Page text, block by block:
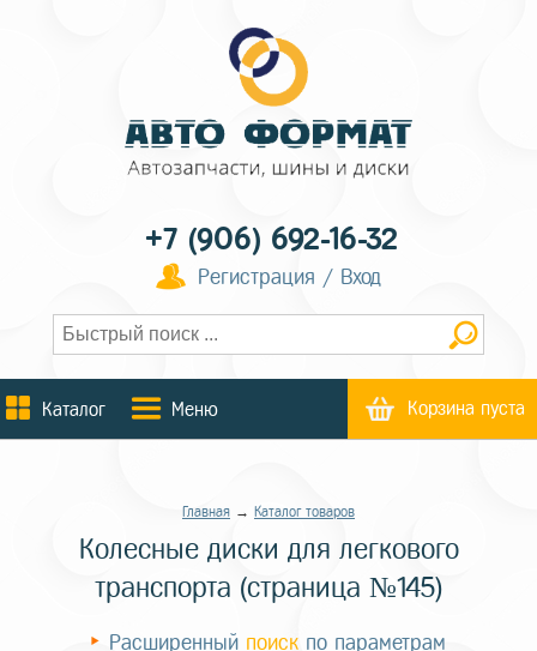
+7 (906) 692-16-32
Регистрация / Вход
Каталог Меню Корзина пуста
Главная → Каталог товаров
Колесные диски для легкового
транспорта (страница №145)
Расширенный поиск по параметрам